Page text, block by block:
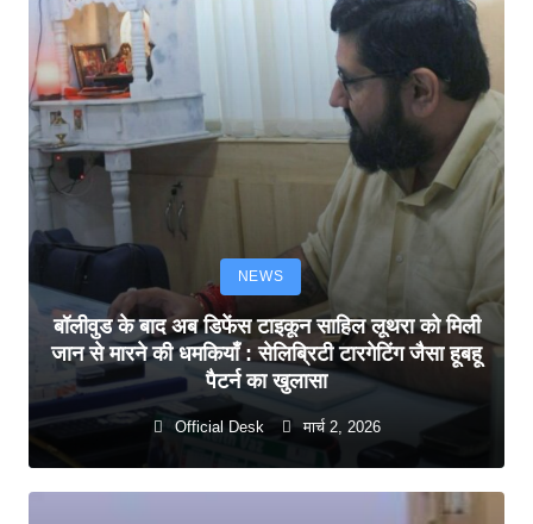
NEWS
बॉलीवुड के बाद अब डिफेंस टाइकून साहिल लूथरा को मिली
जान से मारने की धमकियाँ : सेलिब्रिटी टारगेटिंग जैसा हूबहू
पैटर्न का खुलासा
Official Desk मार्च 2, 2026